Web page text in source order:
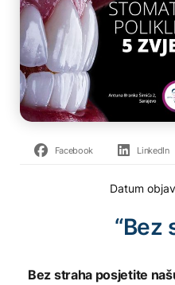
Facebook LinkedIn
Datum
“Bez
Bez straha posjetite